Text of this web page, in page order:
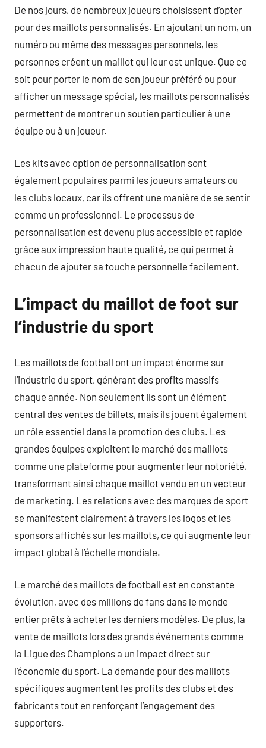
De nos jours, de nombreux joueurs choisissent d’opter
pour des maillots personnalisés. En ajoutant un nom, un
numéro ou même des messages personnels, les
personnes créent un maillot qui leur est unique. Que ce
soit pour porter le nom de son joueur préféré ou pour
afficher un message spécial, les maillots personnalisés
permettent de montrer un soutien particulier à une
équipe ou à un joueur.
Les kits avec option de personnalisation sont
également populaires parmi les joueurs amateurs ou
les clubs locaux, car ils offrent une manière de se sentir
comme un professionnel. Le processus de
personnalisation est devenu plus accessible et rapide
grâce aux impression haute qualité, ce qui permet à
chacun de ajouter sa touche personnelle facilement.
L’impact du maillot de foot sur
l’industrie du sport
Les maillots de football ont un impact énorme sur
l’industrie du sport, générant des profits massifs
chaque année. Non seulement ils sont un élément
central des ventes de billets, mais ils jouent également
un rôle essentiel dans la promotion des clubs. Les
grandes équipes exploitent le marché des maillots
comme une plateforme pour augmenter leur notoriété,
transformant ainsi chaque maillot vendu en un vecteur
de marketing. Les relations avec des marques de sport
se manifestent clairement à travers les logos et les
sponsors affichés sur les maillots, ce qui augmente leur
impact global à l’échelle mondiale.
Le marché des maillots de football est en constante
évolution, avec des millions de fans dans le monde
entier prêts à acheter les derniers modèles. De plus, la
vente de maillots lors des grands événements comme
la Ligue des Champions a un impact direct sur
l’économie du sport. La demande pour des maillots
spécifiques augmentent les profits des clubs et des
fabricants tout en renforçant l’engagement des
supporters.